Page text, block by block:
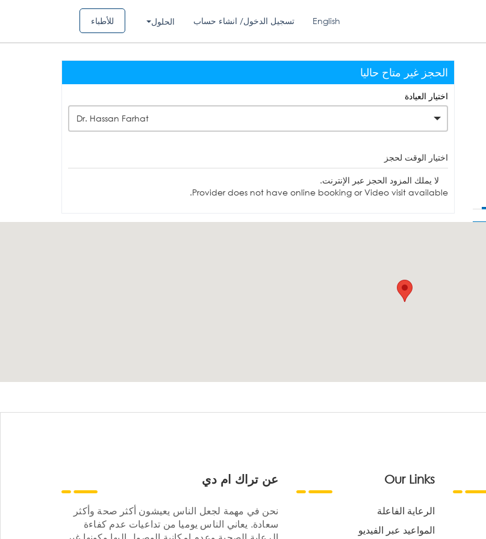
للأطباء الحلول تسجيل الدخول/ انشاء حساب English
الحجز غير متاح حاليا
اختيار العيادة
Dr. Hassan Farhat
اختيار الوقت لحجز
لا يملك المزود الحجز عبر الإنترنت.
Provider does not have online booking or Video visit available.
عن تراك ام دي
نحن في مهمة لجعل الناس يعيشون أكثر صحة وأكثر
سعادة. يعاني الناس يوميا من تداعيات عدم كفاءة
Our Links
الرعاية الفاعلة
المواعيد عبر الفيديو